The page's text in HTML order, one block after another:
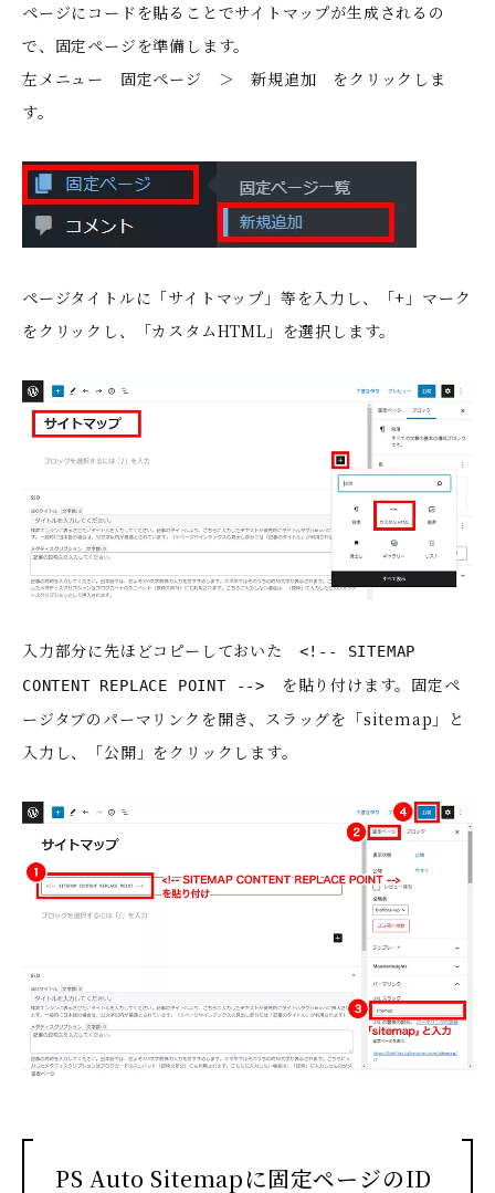
ページにコードを貼ることでサイトマップが生成されるの
で、固定ページを準備します。
左メニュー 固定ページ ＞ 新規追加 をクリックしま
す。
ページタイトルに「サイトマップ」等を入力し、「+」マーク
をクリックし、「カスタムHTML」を選択します。
入力部分に先ほどコピーしておいた
<!-- SITEMAP
CONTENT REPLACE POINT -->
を貼り付けます。固定ペ
ージタブのパーマリンクを開き、スラッグを「sitemap」と
入力し、「公開」をクリックします。
PS Auto Sitemapに固定ページのID